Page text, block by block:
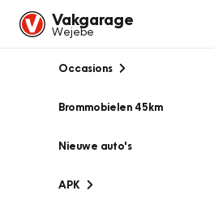
Vakgarage
Wejebe
Occasions
Brommobielen 45km
Nieuwe auto's
APK